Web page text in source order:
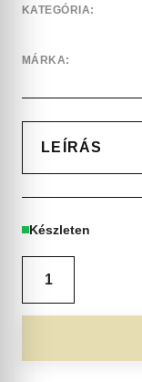
KATEGÓRIA:
MÁRKA:
LEÍRÁS
Készleten